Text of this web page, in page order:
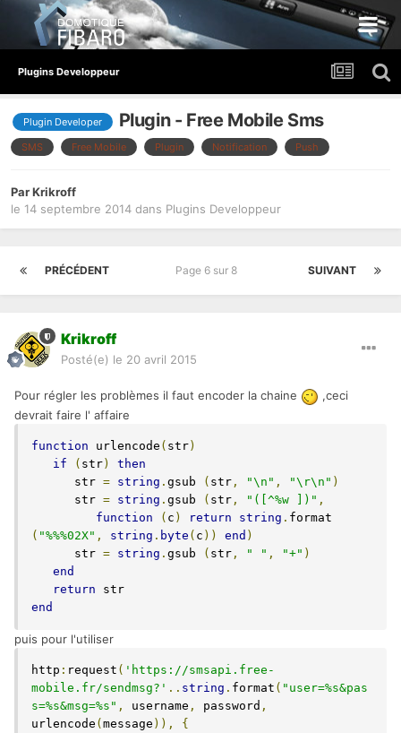
Plugins Developpeur
Plugin Developer Plugin - Free Mobile Sms
SMS Free Mobile Plugin Notification Push
ParKrikroff
le 14 septembre 2014 dans Plugins Developpeur
PRÉCÉDENT SUIVANT
Page 6 sur 8
Krikroff
Posté(e) le 20 avril 2015
Pour régler les problèmes il faut encoder la chaine
,ceci
devrait faire l' affaire
function urlencode ( str )
if
( str )
then
      str
= string . gsub ( str , "\n" , "\r\n" )
      str
= string . gsub ( str , "([^%w ])" ,
function
( c ) return string .
( "%%%02X" , string . byte ( c )) end )
      str
= string . gsub ( str , " " , "+" )
end
return
end
puis pour l'utiliser
http : request ( 'https://smsapi.free-
mobile.fr/sendmsg?' .. string . format ( "user=%s&pas
s=%s&msg=%s" , username , password ,
urlencode ( message )), {